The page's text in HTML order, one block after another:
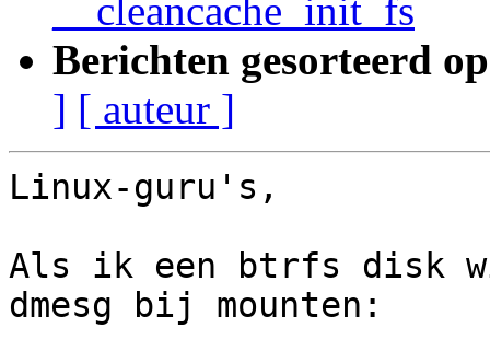
__cleancache_init_fs
Berichten gesorteerd
] [ auteur ]
Linux-guru's,
Als ik een btrfs disk
dmesg bij mounten: